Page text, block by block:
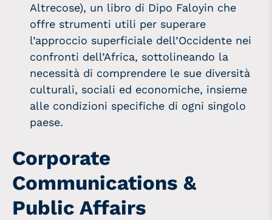
Altrecose), un libro di Dipo Faloyin che
offre strumenti utili per superare
l’approccio superficiale dell’Occidente nei
confronti dell’Africa, sottolineando la
necessità di comprendere le sue diversità
culturali, sociali ed economiche, insieme
alle condizioni specifiche di ogni singolo
paese.
Corporate
Communications &
Public Affairs